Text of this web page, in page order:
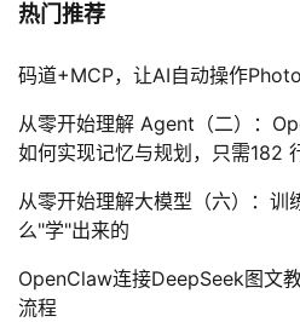
热门推荐
码道+MCP，让AI自动操作
从零开始理解 Agent（二）：
如何实现记忆与规划，只需182
从零开始理解大模型（六）：
么"学"出来的
OpenClaw连接DeepSeek图文
流程